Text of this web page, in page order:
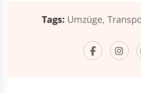
Tags: Umzüge,